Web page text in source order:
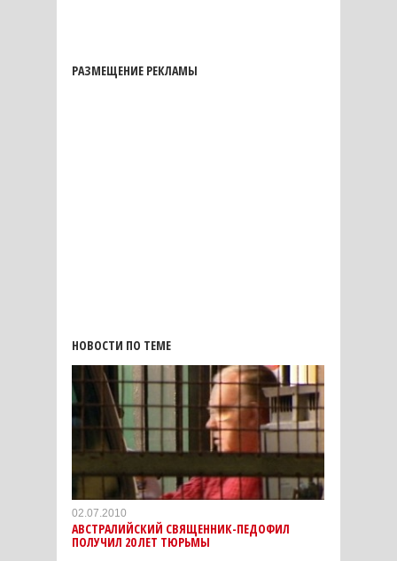
РАЗМЕЩЕНИЕ РЕКЛАМЫ
НОВОСТИ ПО ТЕМЕ
02.07.2010
АВСТРАЛИЙСКИЙ СВЯЩЕННИК-ПЕДОФИЛ
ПОЛУЧИЛ 20 ЛЕТ ТЮРЬМЫ